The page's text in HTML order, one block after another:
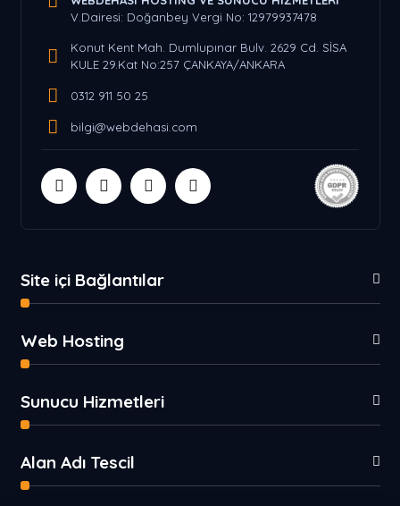
V.Dairesi: Doğanbey Vergi No: 12979937478
Konut Kent Mah. Dumlupınar Bulv. 2629 Cd. SİSA
KULE 29.Kat No:257 ÇANKAYA/ANKARA
0312 911 50 25
bilgi@webdehasi.com
Site içi Bağlantılar
Web Hosting
Sunucu Hizmetleri
Alan Adı Tescil